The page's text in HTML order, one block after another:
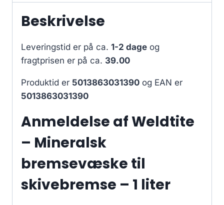
Beskrivelse
Leveringstid er på ca. 1-2 dage og
fragtprisen er på ca. 39.00
Produktid er 5013863031390 og EAN er
5013863031390
Anmeldelse af Weldtite
– Mineralsk
bremsevæske til
skivebremse – 1 liter